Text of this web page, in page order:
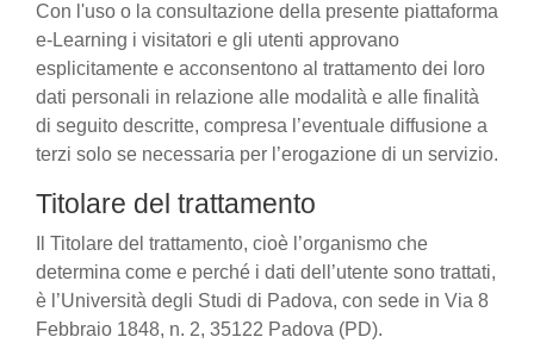
Con l'uso o la consultazione della presente piattaforma
e-Learning i visitatori e gli utenti approvano
esplicitamente e acconsentono al trattamento dei loro
dati personali in relazione alle modalità e alle finalità
di seguito descritte, compresa l’eventuale diffusione a
terzi solo se necessaria per l’erogazione di un servizio.
Titolare del trattamento
Il Titolare del trattamento, cioè l’organismo che
determina come e perché i dati dell’utente sono trattati,
è l’Università degli Studi di Padova, con sede in Via 8
Febbraio 1848, n. 2, 35122 Padova (PD).